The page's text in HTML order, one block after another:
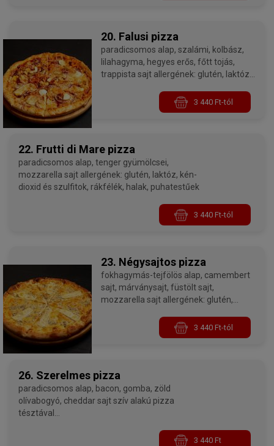
20. Falusi pizza
paradicsomos alap, szalámi, kolbász,
lilahagyma, hegyes erős, főtt tojás,
trappista sajt allergének: glutén, laktóz,
3 440 Ft-tól
22. Frutti di Mare pizza
paradicsomos alap, tenger gyümölcsei,
mozzarella sajt allergének: glutén, laktóz, kén-
dioxid és szulfitok, rákfélék, halak, puhatestűek
3 440 Ft-tól
23. Négysajtos pizza
fokhagymás-tejfölös alap, camembert
sajt, márványsajt, füstölt sajt,
mozzarella sajt allergének: glutén,
3 440 Ft-tól
26. Szerelmes pizza
paradicsomos alap, bacon, gomba, zöld
olívabogyó, cheddar sajt szív alakú pizza
tésztával
3 440 Ft